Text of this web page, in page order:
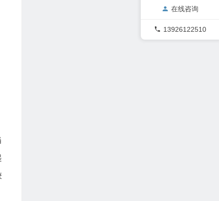
在线咨询
13926122510